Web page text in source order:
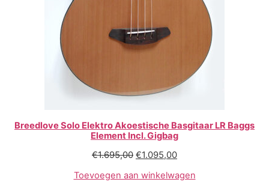
Breedlove Solo Elektro Akoestische Basgitaar LR Baggs
Element Incl. Gigbag
€1.695,00 €1.095,00
Toevoegen aan winkelwagen